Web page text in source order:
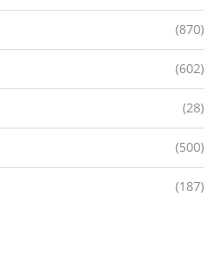
(870)
(602)
(28)
(500)
(187)